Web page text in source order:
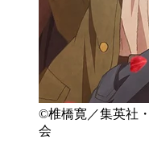
©椎橋寛／集英社
会